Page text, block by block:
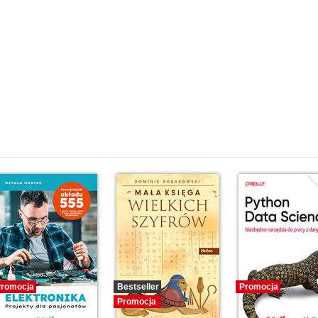
Bestseller
Promocja
Promocja